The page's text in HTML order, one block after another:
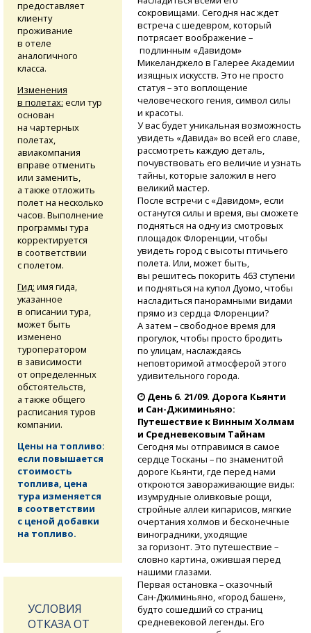
сокровищами. Сегодня нас ждет
встреча с шедевром, который
потрясает воображение –
подлинным «Давидом»
Микеланджело в Галерее Академии
изящных искусств. Это не просто
статуя – это воплощение
человеческого гения, символ силы
и красоты.
У вас будет уникальная возможность
увидеть «Давида» во всей его славе,
рассмотреть каждую деталь,
почувствовать его величие и узнать
тайны, которые заложил в него
великий мастер.
После встречи с «Давидом», если
останутся силы и время, вы сможете
подняться на одну из смотровых
площадок Флоренции, чтобы
увидеть город с высоты птичьего
полета. Или, может быть,
вы решитесь покорить 463 ступени
и подняться на купол Дуомо, чтобы
насладиться панорамными видами
прямо из сердца Флоренции?
А затем – свободное время для
прогулок, чтобы просто бродить
по улицам, наслаждаясь
неповторимой атмосферой этого
удивительного города.
День 6. 21/09. Дорога Кьянти
и Сан-Джиминьяно:
Путешествие к Винным Холмам
и Средневековым Тайнам
Сегодня мы отправимся в самое
сердце Тосканы – по знаменитой
дороге Кьянти, где перед нами
откроются завораживающие виды:
изумрудные оливковые рощи,
стройные аллеи кипарисов, мягкие
очертания холмов и бесконечные
виноградники, уходящие
за горизонт. Это путешествие –
словно картина, ожившая перед
нашими глазами.
Первая остановка – сказочный
Сан-Джиминьяно,«город башен»,
будто сошедший со страниц
средневековой легенды. Его
предоставляет
клиенту
проживание
в отеле
аналогичного
класса.
Изменения
в полетах: если тур
основан
на чартерных
полетах,
авиакомпания
вправе отменить
или заменить,
а также отложить
полет на несколько
часов. Выполнение
программы тура
корректируется
в соответствии
с полетом.
Гид: имя гида,
указанное
в описании тура,
может быть
изменено
туроператором
в зависимости
от определенных
обстоятельств,
а также общего
расписания туров
компании.
Цены на топливо:
если повышается
стоимость
топлива, цена
тура изменяется
в соответствии
с ценой добавки
на топливо.
УСЛОВИЯ
ОТКАЗА ОТ